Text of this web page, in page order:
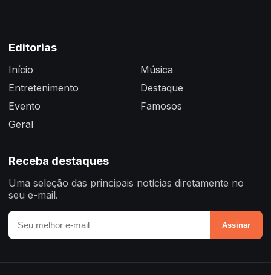
Editorias
Início
Entretenimento
Evento
Geral
Música
Destaque
Famosos
Receba destaques
Uma seleção das principais notícias diretamente no
seu e-mail.
Assinar